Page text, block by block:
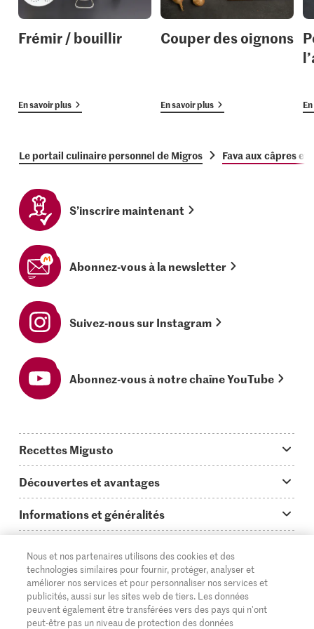
Frémir / bouillir
En savoir plus
Couper des oignons
En savoir plus
Le portail culinaire personnel de Migros Fava aux câpres et
S’inscrire maintenant
Abonnez-vous à la newsletter
Suivez-nous sur Instagram
Abonnez-vous à notre chaîne YouTube
Recettes Migusto
Idées de menus
Plats principaux
Simple & vite prêt
Apéritif
Préparations au four
Découvertes et avantages
On en parle...
Tutoriels
Glossaire des ingrédients
Login Migusto
Informations et généralités
Questions concernant Migusto
Cuisiner avec Migusto
Service clientèle & contact
Supermarché
Migros Online
DE FR IT
Nous et nos partenaires utilisons des cookies et des
technologies similaires pour fournir, protéger, analyser et
améliorer nos services et pour personnaliser nos services et
publicités, aussi sur les sites web de tiers. Les données
peuvent également être transférées vers des pays qui n'ont
peut-être pas un niveau de protection des données